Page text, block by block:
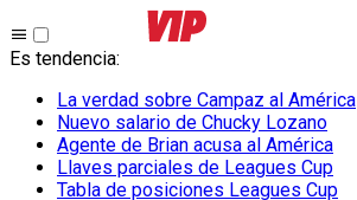
Es tendencia:
La verdad sobre Campaz al América
Nuevo salario de Chucky Lozano
Agente de Brian acusa al América
Llaves parciales de Leagues Cup
Tabla de posiciones Leagues Cup